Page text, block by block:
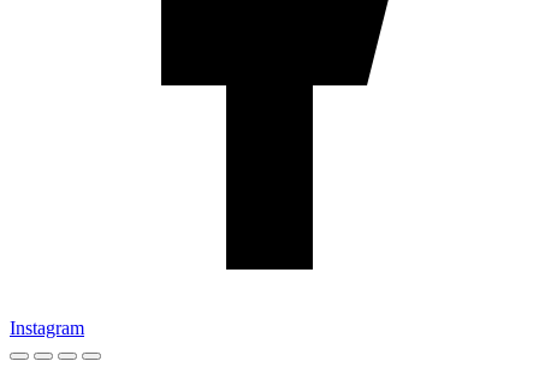
Instagram